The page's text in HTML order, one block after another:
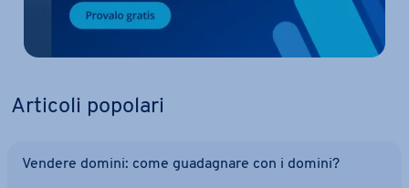
Articoli popolari
Vendere domini: come gua­da­gna­re con i domini?